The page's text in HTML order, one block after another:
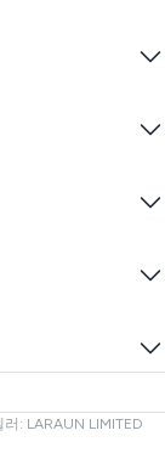
: LARAUN LIMITED